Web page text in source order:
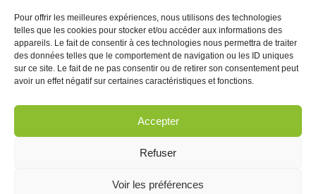
Pour offrir les meilleures expériences, nous utilisons des technologies
telles que les cookies pour stocker et/ou accéder aux informations des
appareils. Le fait de consentir à ces technologies nous permettra de traiter
des données telles que le comportement de navigation ou les ID uniques
sur ce site. Le fait de ne pas consentir ou de retirer son consentement peut
avoir un effet négatif sur certaines caractéristiques et fonctions.
Accepter
Refuser
Voir les préférences